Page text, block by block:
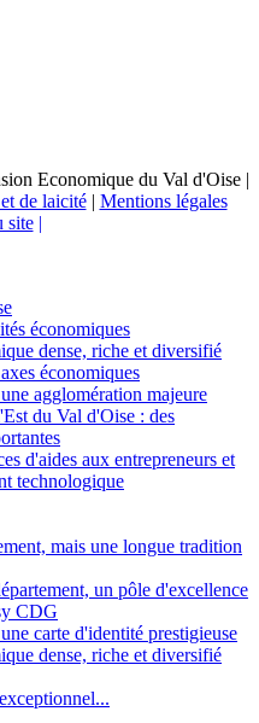
Economique du Val d'Oise |
de laicité| Mentions légales
site |
économiques
dense, riche et diversifié
économiques
agglomération majeure
du Val d'Oise : des
d'aides aux entrepreneurs et
technologique
mais une longue tradition
un pôle d'excellence
CDG
carte d'identité prestigieuse
dense, riche et diversifié